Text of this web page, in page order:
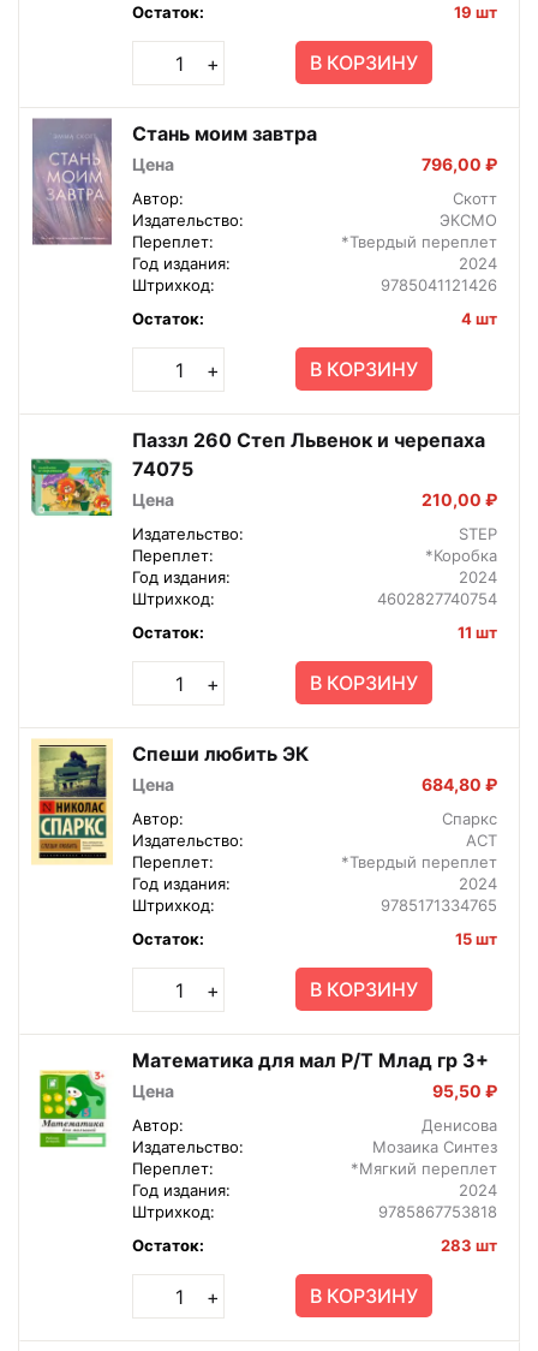
Остаток:
19 шт
+ В КОРЗИНУ
Стань моим завтра
Цена 796,00 ₽
Автор:
Скотт
Издательство:
ЭКСМО
Переплет:
*Твердый переплет
Год издания:
2024
Штрихкод:
9785041121426
Остаток:
4 шт
+ В КОРЗИНУ
Паззл 260 Степ Львенок и черепаха
74075
Цена 210,00 ₽
Издательство:
STEP
Переплет:
*Коробка
Год издания:
2024
Штрихкод:
4602827740754
Остаток:
11 шт
+ В КОРЗИНУ
Спеши любить ЭК
Цена 684,80 ₽
Автор:
Спаркс
Издательство:
АСТ
Переплет:
*Твердый переплет
Год издания:
2024
Штрихкод:
9785171334765
Остаток:
15 шт
+ В КОРЗИНУ
Математика для мал Р/Т Млад гр 3+
Цена 95,50 ₽
Автор:
Денисова
Издательство:
Мозаика Синтез
Переплет:
*Мягкий переплет
Год издания:
2024
Штрихкод:
9785867753818
Остаток:
283 шт
+ В КОРЗИНУ